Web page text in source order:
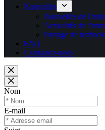
Nouvelles
Nouvelles de
Actualités de
Partage de
FAQ
Contactez-nous
Nom
E-mail